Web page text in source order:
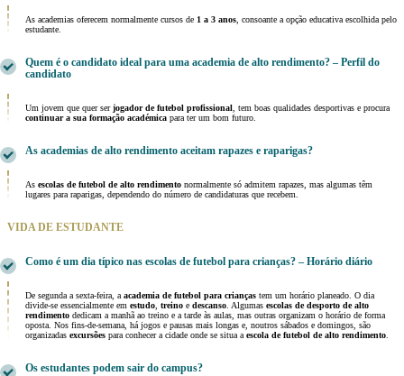
As academias oferecem normalmente cursos de 1 a 3 anos, consoante a opção educativa escolhida pelo
estudante.
Quem é o candidato ideal para uma academia de alto rendimento? – Perfil do
candidato
Um jovem que quer serjogador de futebol profissional, tem boas qualidades desportivas e procura
continuar a sua formação académica para ter um bom futuro.
As academias de alto rendimento aceitam rapazes e raparigas?
As escolas de futebol de alto rendimento normalmente só admitem rapazes, mas algumas têm
lugares para raparigas, dependendo do número de candidaturas que recebem.
VIDA DE ESTUDANTE
Como é um dia típico nas escolas de futebol para crianças? – Horário diário
De segunda a sexta-feira, aacademia de futebol para crianças tem um horário planeado. O dia
divide-se essencialmente em estudo, treino e descanso. Algumas escolas de desporto de alto
rendimento dedicam a manhã ao treino e a tarde às aulas, mas outras organizam o horário de forma
oposta. Nos fins-de-semana, há jogos e pausas mais longas e, noutros sábados e domingos, são
organizadas excursões para conhecer a cidade onde se situa aescola de futebol de alto rendimento.
Os estudantes podem sair do campus?